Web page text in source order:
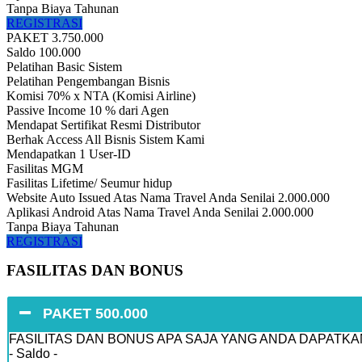
Tanpa Biaya Tahunan
REGISTRASI
PAKET 3.750.000
Saldo 100.000
Pelatihan Basic Sistem
Pelatihan Pengembangan Bisnis
Komisi 70% x NTA (Komisi Airline)
Passive Income 10 % dari Agen
Mendapat Sertifikat Resmi Distributor
Berhak Access All Bisnis Sistem Kami
Mendapatkan 1 User-ID
Fasilitas MGM
Fasilitas Lifetime/ Seumur hidup
Website Auto Issued Atas Nama Travel Anda Senilai 2.000.000
Aplikasi Android Atas Nama Travel Anda Senilai 2.000.000
Tanpa Biaya Tahunan
REGISTRASI
FASILITAS DAN BONUS
PAKET 500.000
FASILITAS DAN BONUS APA SAJA YANG ANDA
- Saldo -